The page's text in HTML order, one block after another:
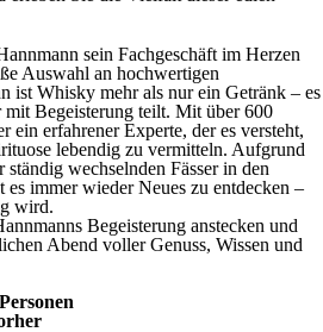
sein Fachgeschäft im Herzen
Auswahl an hochwertigen
ist Whisky mehr als nur ein Getränk – es
mit Begeisterung teilt. Mit über 600
ein erfahrener Experte, der es versteht,
lebendig zu vermitteln. Aufgrund
wechselnden Fässer in den
immer wieder Neues zu entdecken –
wird.
Begeisterung anstecken und
Abend voller Genuss, Wissen und